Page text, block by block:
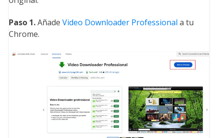
Paso 1.Añade Video Downloader Professional a tu
Chrome.